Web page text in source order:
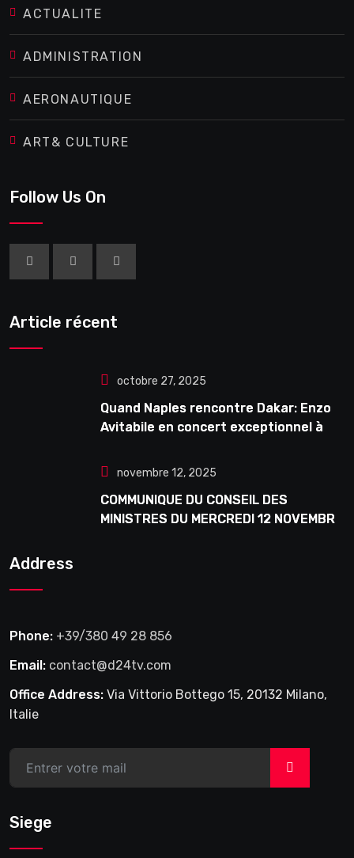
ACTUALITE
ADMINISTRATION
AERONAUTIQUE
ART& CULTURE
Follow Us On
Article récent
octobre 27, 2025
Quand Naples rencontre Dakar: Enzo
Avitabile en concert exceptionnel à
novembre 12, 2025
COMMUNIQUE DU CONSEIL DES
MINISTRES DU MERCREDI 12 NOVEMBRE
Address
Phone: +39/380 49 28 856
Email: contact@d24tv.com
Office Address: Via Vittorio Bottego 15, 20132 Milano,
Italie
>
Siege